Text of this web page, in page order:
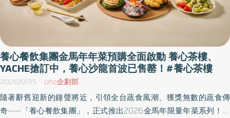
豐盛又過癮。大人費用$688／人，小孩費用（6–12 歲）$344／
人。服務費10%另計。提醒消費者，本活動不提供打包外帶服務，
並需另計 10% 服務費。 會員專寵二 YACHE 會員日：三月兩檔「滿
千贈指定菜色」 YACHE 以招牌煎餅與季節蔬菜料理深受喜愛，是台
北唯一的韓式蔬食料理。 YACHE 於三月推出兩場會員日活動，會員
單筆消費滿 $1,000 即贈一盤指定菜色，以兩款人氣主題菜色輪番上
陣： 3/9 煎餅日：煎餅為 YACHE 最受歡迎的招牌菜色之一，當日主
打必點回饋。3/18 野菜日：以「當令野菜」為靈感，搭配季節風
養心餐飲集團金馬年年菜預購全面啟動 養心茶樓、
YACHE搶訂中，養心沙龍首波已售罄！#養心茶樓
2026/01/15 Uho企劃部
隨著辭舊迎新的鐘聲將近，引領全台蔬食風潮、獲獎無數的蔬食傳
奇——「養心餐飲集團」，正式推出2026金馬年限量年菜系列！今